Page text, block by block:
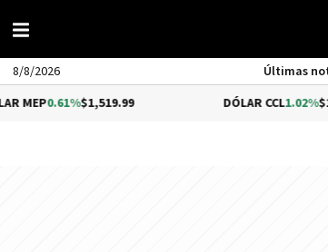
8/8/2026 Últimas
$1,519.99 1.02%$1,575.45